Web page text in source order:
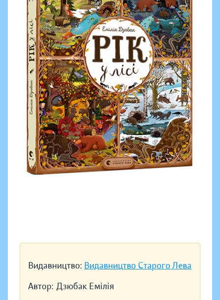
Видавництво: Видавництво Старого Лева
Автор: Дзюбак Емілія